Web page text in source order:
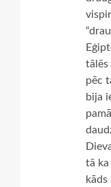
tālēs
pēc
bija
tā ka